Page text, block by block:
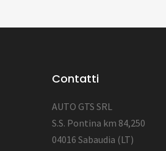
Contatti
AUTO GTS SRL
S.S. Pontina km 84,250
04016 Sabaudia (LT)